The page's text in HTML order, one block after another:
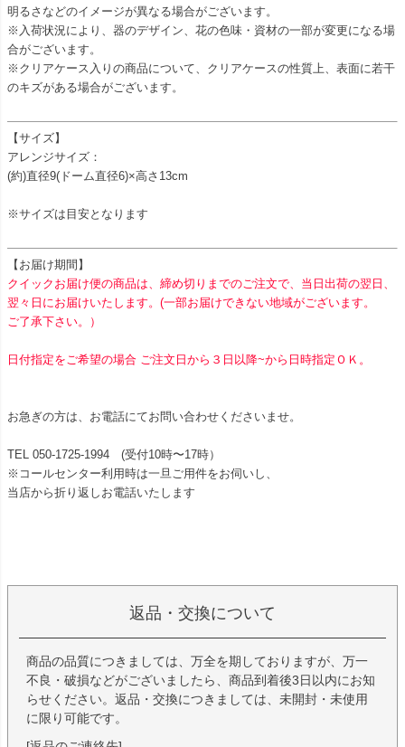
明るさなどのイメージが異なる場合がございます。
※入荷状況により、器のデザイン、花の色味・資材の一部が変更になる場
合がございます。
※クリアケース入りの商品について、クリアケースの性質上、表面に若干
のキズがある場合がございます。
【サイズ】
アレンジサイズ：
(約)直径9(ドーム直径6)×高さ13cm
※サイズは目安となります
【お届け期間】
クイックお届け便の商品は、締め切りまでのご注文で、当日出荷の翌日、
翌々日にお届けいたします。(一部お届けできない地域がございます。
ご了承下さい。）
日付指定をご希望の場合 ご注文日から３日以降~から日時指定ＯＫ。
お急ぎの方は、お電話にてお問い合わせくださいませ。
TEL 050-1725-1994 (受付10時〜17時）
※コールセンター利用時は一旦ご用件をお伺いし、
当店から折り返しお電話いたします
返品・交換について
商品の品質につきましては、万全を期しておりますが、万一
不良・破損などがございましたら、商品到着後3日以内にお知
らせください。返品・交換につきましては、未開封・未使用
に限り可能です。